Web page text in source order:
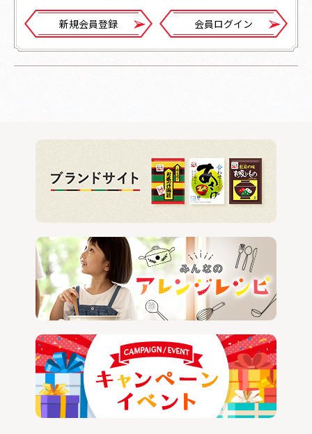
新規会員登録 会員ログイン